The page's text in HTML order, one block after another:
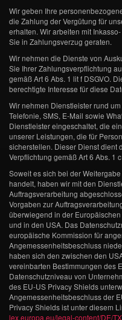
Wir geben Ihre
die Zahlung der Vergütung für
erhalten. Wir arbeiten mit
Sie in Zahlungsverzug geraten.
Wir nehmen die Dienste von
Sie Ihrer Zahlungsverpflichtung
gemäß Art 6 Abs. 1 lit f DSGVO.
berechtigte Interesse für diese
Wir nehmen Dienstleister rund
Telefonie, SMS, E-Mail sowie
Dienstleister eingeschaltet, die
unserer Leistungen, die für
sicherstellen. Dieser Dienst dient
Verpflichtung gemäß Art 6 Abs. 1
Soweit es sich bei der
handelt, haben wir mit den
Auftragsverarbeitung
Vorgaben zur
überwiegend in der
und in den USA. Das
europäische Kommission für
Angemessenheitsbeschluss
haben sich den zwischen den
vereinbarten Bestimmungen des
Datenschutzniveau von
des EU-US Privacy Shields
Angemessenheitsbeschluss der
Privacy Shields ist unter diesem
lex.europa.eu/legal-content/DE/